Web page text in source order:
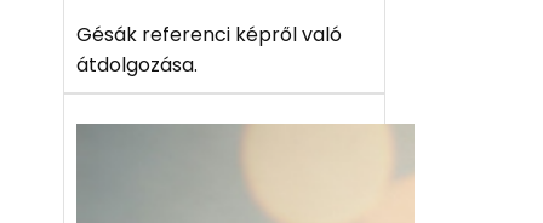
Gésák referenci képről való
átdolgozása.